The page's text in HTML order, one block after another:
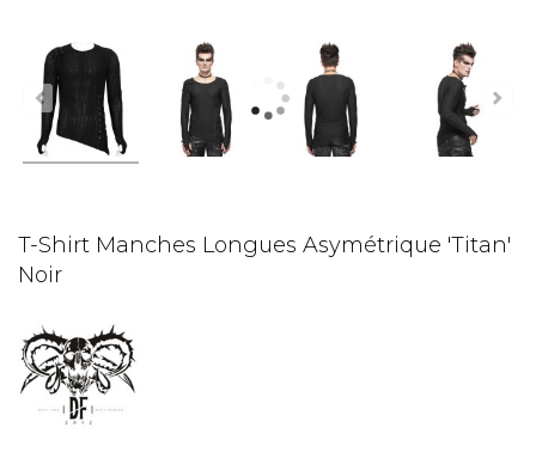
T-Shirt Manches Longues Asymétrique 'Titan'
Noir